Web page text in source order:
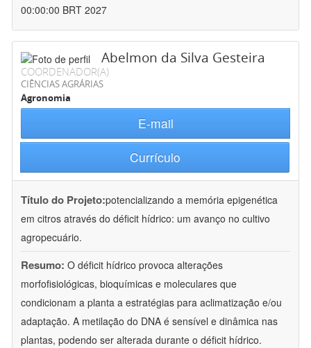
00:00:00 BRT 2027
Abelmon da Silva Gesteira
COORDENADOR(A)
CIÊNCIAS AGRÁRIAS
Agronomia
E-mail
Currículo
Título do Projeto:potencializando a memória epigenética
em citros através do déficit hídrico: um avanço no cultivo
agropecuário.
Resumo: O déficit hídrico provoca alterações
morfofisiológicas, bioquímicas e moleculares que
condicionam a planta a estratégias para aclimatização e/ou
adaptação. A metilação do DNA é sensível e dinâmica nas
plantas, podendo ser alterada durante o déficit hídrico.